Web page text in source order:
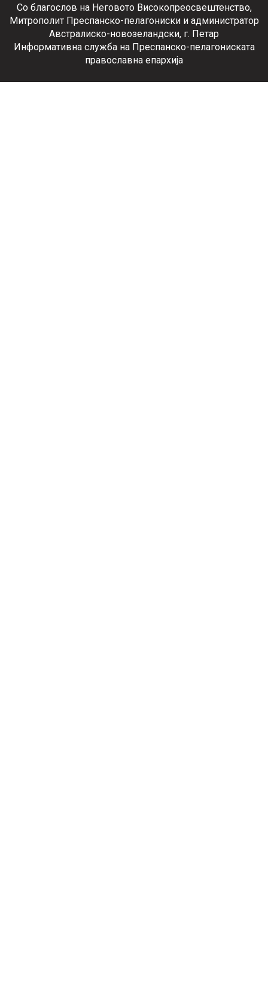
Со благослов на Неговото Високопреосвештенство,
Митрополит Преспанско-пелагониски и администратор
Австралиско-новозеландски, г. Петар
Информативна служба на Преспанско-пелагониската
православна епархија